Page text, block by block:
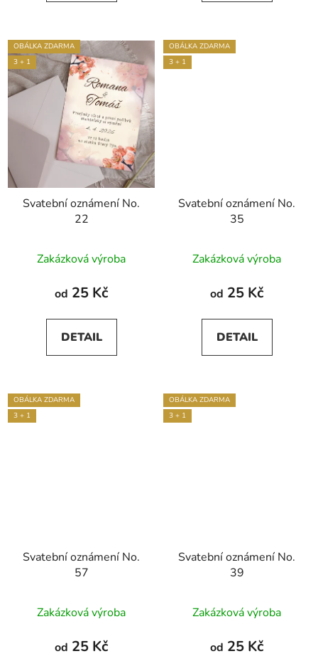
OBÁLKA ZDARMA
3 + 1
Svatební oznámení No.
22
Zakázková výroba
od 25 Kč
DETAIL
OBÁLKA ZDARMA
3 + 1
Svatební oznámení No.
35
Zakázková výroba
od 25 Kč
DETAIL
OBÁLKA ZDARMA
3 + 1
Svatební oznámení No.
57
Zakázková výroba
od 25 Kč
OBÁLKA ZDARMA
3 + 1
Svatební oznámení No.
39
Zakázková výroba
od 25 Kč